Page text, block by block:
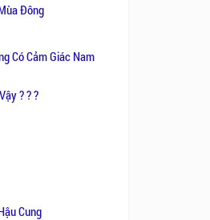
bị đánh, bị
vị thế ngoại
trong hậu
không phải
gây chuyện
Đông
Có Cảm Giác Nam
? ? ?
Cung